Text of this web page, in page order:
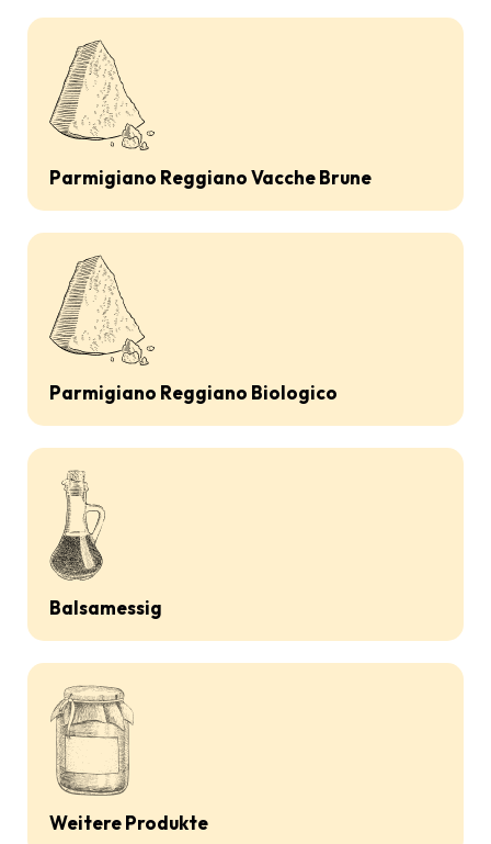
Parmigiano Reggiano Vacche Brune
Parmigiano Reggiano Biologico
Balsamessig
Weitere Produkte